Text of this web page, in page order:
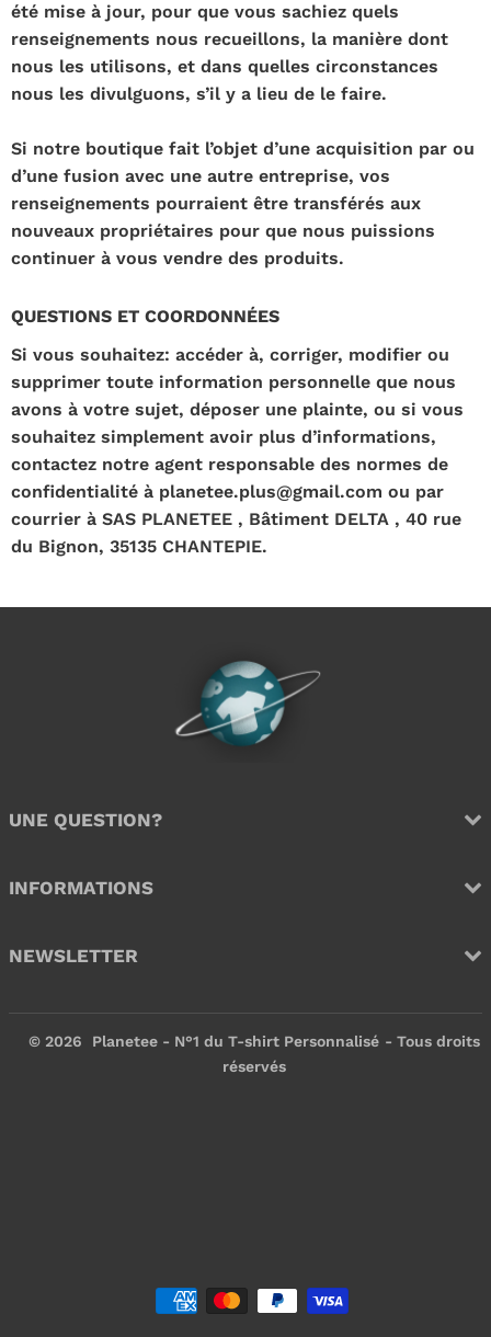
été mise à jour, pour que vous sachiez quels
renseignements nous recueillons, la manière dont
nous les utilisons, et dans quelles circonstances
nous les divulguons, s’il y a lieu de le faire.
Si notre boutique fait l’objet d’une acquisition par ou
d’une fusion avec une autre entreprise, vos
renseignements pourraient être transférés aux
nouveaux propriétaires pour que nous puissions
continuer à vous vendre des produits.
QUESTIONS ET COORDONNÉES
Si vous souhaitez: accéder à, corriger, modifier ou
supprimer toute information personnelle que nous
avons à votre sujet, déposer une plainte, ou si vous
souhaitez simplement avoir plus d’informations,
contactez notre agent responsable des normes de
confidentialité à planetee.plus@gmail.com ou par
courrier à SAS PLANETEE , Bâtiment DELTA , 40 rue
du Bignon, 35135 CHANTEPIE.
UNE QUESTION?
INFORMATIONS
NEWSLETTER
© 2026 Planetee - N°1 du T-shirt Personnalisé - Tous droits
réservés